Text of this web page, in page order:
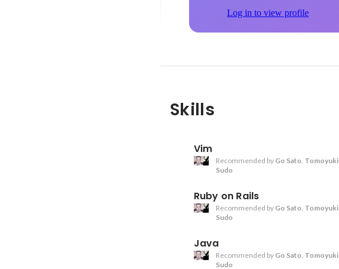
Log in to view profile
Skills
Vim
Recommended by Go Sato, Tomoyuki
Sudo
Ruby on Rails
Recommended by Go Sato, Tomoyuki
Sudo
Java
Recommended by Go Sato, Tomoyuki
Sudo